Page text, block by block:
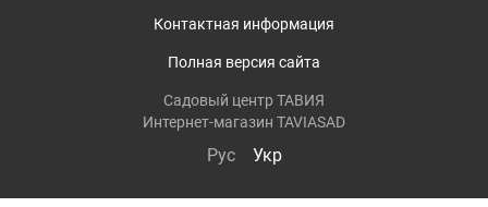
Контактная информация
Полная версия сайта
Садовый центр ТАВИЯ
Интернет-магазин TAVIASAD
Рус Укр